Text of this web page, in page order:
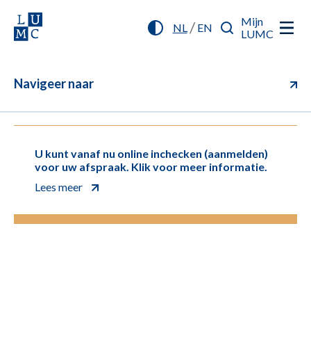
NL/ EN
Mijn
LUMC
Navigeer naar
U kunt vanaf nu online inchecken (aanmelden)
voor uw afspraak. Klik voor meer informatie.
Lees meer